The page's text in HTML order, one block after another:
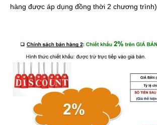
hàng được áp dụng đồng thời 2 chương trình)